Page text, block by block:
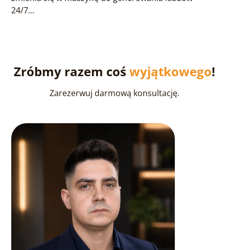
24/7...
Zróbmy razem coś wyjątkowego!
Zarezerwuj darmową konsultację.